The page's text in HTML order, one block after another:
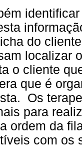
do
localizar
o cliente
que é
Os
para
ordem da
com os